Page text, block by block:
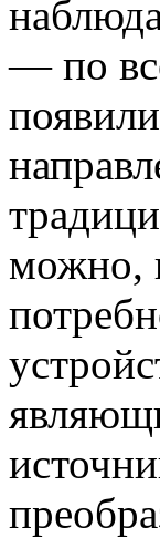
— по
можно,